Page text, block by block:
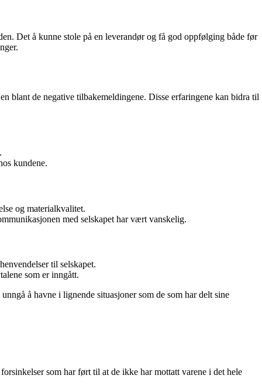
Det å kunne stole på en leverandør og få god oppfølging både før
blant de negative tilbakemeldingene. Disse erfaringene kan bidra til
kundene.
og materialkvalitet.
med selskapet har vært vanskelig.
til selskapet.
som er inngått.
å havne i lignende situasjoner som de som har delt sine
som har ført til at de ikke har mottatt varene i det hele